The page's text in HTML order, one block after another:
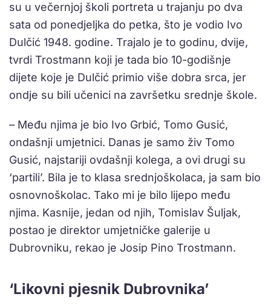
su u večernjoj školi portreta u trajanju po dva
sata od ponedjeljka do petka, što je vodio Ivo
Dulčić 1948. godine. Trajalo je to godinu, dvije,
tvrdi Trostmann koji je tada bio 10-godišnje
dijete koje je Dulčić primio više dobra srca, jer
ondje su bili učenici na završetku srednje škole.
– Među njima je bio Ivo Grbić, Tomo Gusić,
ondašnji umjetnici. Danas je samo živ Tomo
Gusić, najstariji ovdašnji kolega, a ovi drugi su
‘partili’. Bila je to klasa srednjoškolaca, ja sam bio
osnovnoškolac. Tako mi je bilo lijepo među
njima. Kasnije, jedan od njih, Tomislav Šuljak,
postao je direktor umjetničke galerije u
Dubrovniku, rekao je Josip Pino Trostmann.
‘Likovni pjesnik Dubrovnika’